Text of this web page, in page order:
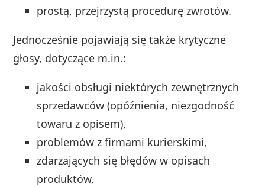
prostą, przejrzystą procedurę zwrotów.
Jednocześnie pojawiają się także krytyczne
głosy, dotyczące m.in.:
jakości obsługi niektórych zewnętrznych
sprzedawców (opóźnienia, niezgodność
towaru z opisem),
problemów z firmami kurierskimi,
zdarzających się błędów w opisach
produktów,